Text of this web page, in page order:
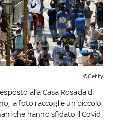
©Getty
alla Casa Rosada di
la foto raccoglie un piccolo
che hanno sfidato il Covid